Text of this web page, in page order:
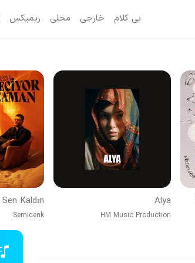
بی کلام خارجی محلی ریمیکس
Alya
HM Music Production
Sen Kaldın
Semicenk